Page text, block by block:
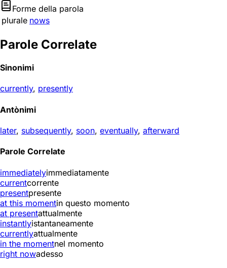
Forme della parola
plurale nows
Parole Correlate
Sinonimi
currently, presently
Antònimi
later, subsequently, soon, eventually, afterward
Parole Correlate
immediatelyimmediatamente
currentcorrente
presentpresente
at this momentin questo momento
at presentattualmente
instantlyistantaneamente
currentlyattualmente
in the momentnel momento
right nowadesso